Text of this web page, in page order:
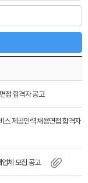
접 합격자 공고
스 제공인력 채용면접 합격자
체 모집 공고